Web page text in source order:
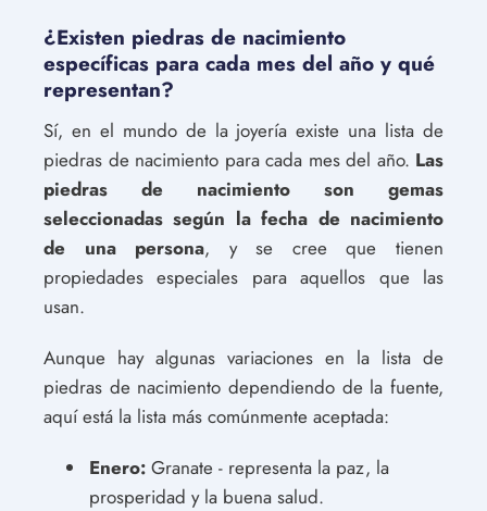
¿Existen piedras de nacimiento
específicas para cada mes del año y qué
representan?
Sí, en el mundo de la joyería existe una lista de
piedras de nacimiento para cada mes del año. Las
piedras de nacimiento son gemas
seleccionadas según la fecha de nacimiento
de una persona, y se cree que tienen
propiedades especiales para aquellos que las
usan.
Aunque hay algunas variaciones en la lista de
piedras de nacimiento dependiendo de la fuente,
aquí está la lista más comúnmente aceptada:
Enero: Granate - representa la paz, la
prosperidad y la buena salud.